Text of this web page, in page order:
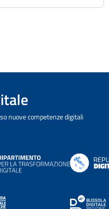
nuove competenze digitali